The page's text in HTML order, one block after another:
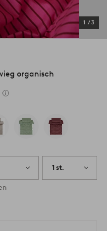
1 /3
organisch
1 st.